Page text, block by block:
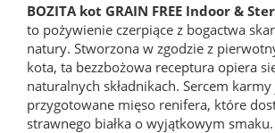
BOZITA kot GRAIN FREE Indoor &
to pożywienie czerpiące z bogactwa
natury. Stworzona w zgodzie z
kota, ta bezzbożowa receptura opiera
naturalnych składnikach. Sercem
przygotowane mięso renifera, które
strawnego białka o wyjątkowym